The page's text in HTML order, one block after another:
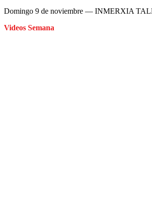
Domingo 9 de noviembre — INMERXIA
Videos Semana